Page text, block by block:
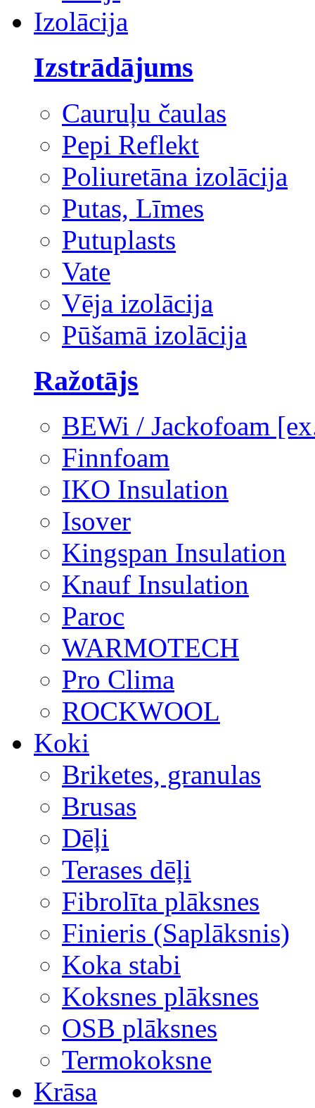
Izolācija
Izstrādājums
Cauruļu čaulas
Pepi Reflekt
Poliuretāna izolācija
Putas, Līmes
Putuplasts
Vate
Vēja izolācija
Pūšamā izolācija
Ražotājs
BEWi / Jackofoam
Finnfoam
IKO Insulation
Isover
Kingspan Insulation
Knauf Insulation
Paroc
WARMOTECH
Pro Clima
ROCKWOOL
Koki
Briketes, granulas
Brusas
Dēļi
Terases dēļi
Fibrolīta plāksnes
Finieris (Saplāksnis)
Koka stabi
Koksnes plāksnes
OSB plāksnes
Termokoksne
Krāsa